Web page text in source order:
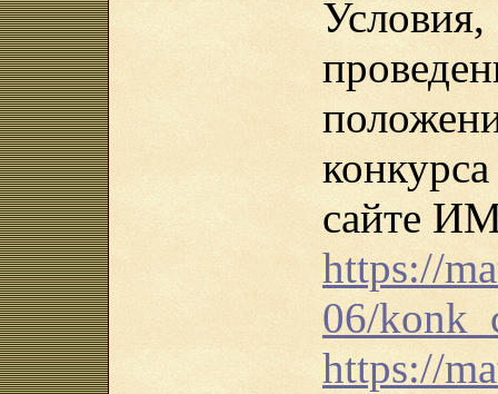
сайте
https://
06/
https://